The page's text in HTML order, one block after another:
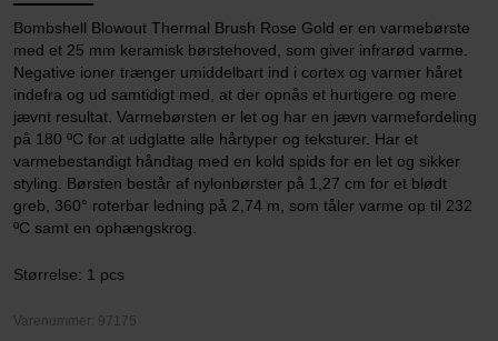
Bombshell Blowout Thermal Brush Rose Gold er en varmebørste
med et 25 mm keramisk børstehoved, som giver infrarød varme.
Negative ioner trænger umiddelbart ind i cortex og varmer håret
indefra og ud samtidigt med, at der opnås et hurtigere og mere
jævnt resultat. Varmebørsten er let og har en jævn varmefordeling
på 180 ºC for at udglatte alle hårtyper og teksturer. Har et
varmebestandigt håndtag med en kold spids for en let og sikker
styling. Børsten består af nylonbørster på 1,27 cm for et blødt
greb, 360° roterbar ledning på 2,74 m, som tåler varme op til 232
ºC samt en ophængskrog.
Størrelse: 1 pcs
Varenummer: 97175